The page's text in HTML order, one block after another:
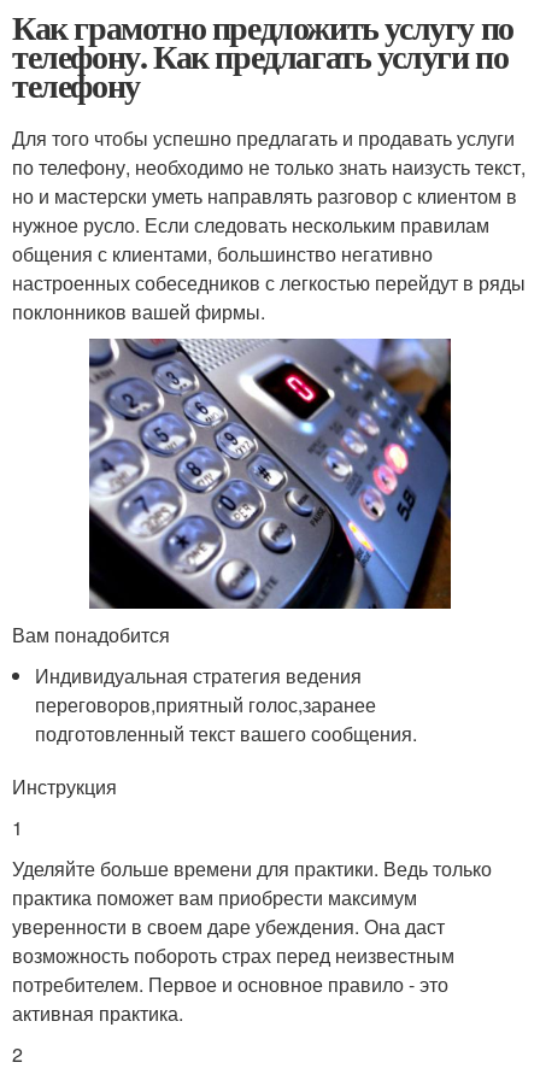
Как грамотно предложить услугу по
телефону. Как предлагать услуги по
телефону
Для того чтобы успешно предлагать и продавать услуги
по телефону, необходимо не только знать наизусть текст,
но и мастерски уметь направлять разговор с клиентом в
нужное русло. Если следовать нескольким правилам
общения с клиентами, большинство негативно
настроенных собеседников с легкостью перейдут в ряды
поклонников вашей фирмы.
Вам понадобится
Индивидуальная стратегия ведения
переговоров,приятный голос,заранее
подготовленный текст вашего сообщения.
Инструкция
1
Уделяйте больше времени для практики. Ведь только
практика поможет вам приобрести максимум
уверенности в своем даре убеждения. Она даст
возможность побороть страх перед неизвестным
потребителем. Первое и основное правило - это
активная практика.
2